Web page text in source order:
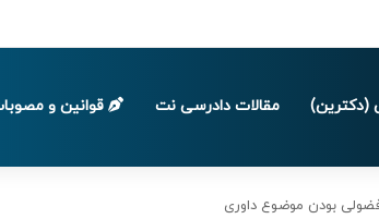
تا پایان تابستان 1405
(دکترین) مقالات دادرسی نت قوانین و
بودن موضوع داوری